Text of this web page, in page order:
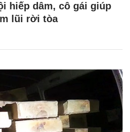
hiếp dâm, cô gái giúp
lũi rời tòa